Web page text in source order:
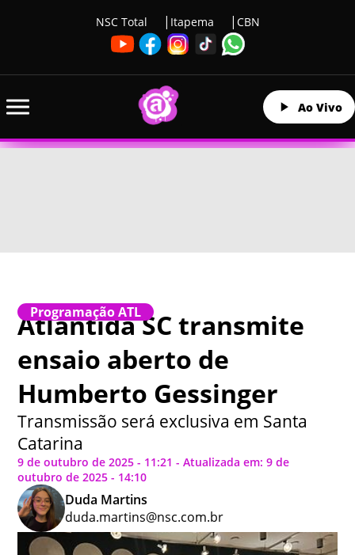
NSC Total Itapema CBN
Ao Vivo
Programação ATL
Atlântida SC transmite
ensaio aberto de
Humberto Gessinger
Transmissão será exclusiva em Santa
Catarina
9 de outubro de 2025 - 11:21 - Atualizada em: 9 de
outubro de 2025 - 14:10
Duda Martins
duda.martins@nsc.com.br